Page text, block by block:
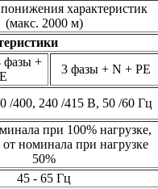
характеристик
(макс. 2000 м)
фазы +
3 фазы + N + PE
/400, 240 /415 В, 50 /60 Гц
при 100% нагрузке,
номинала при нагрузке
50%
45 - 65 Гц